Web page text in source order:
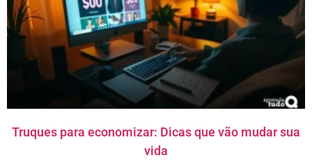
Truques para economizar: Dicas que vão mudar sua
vida